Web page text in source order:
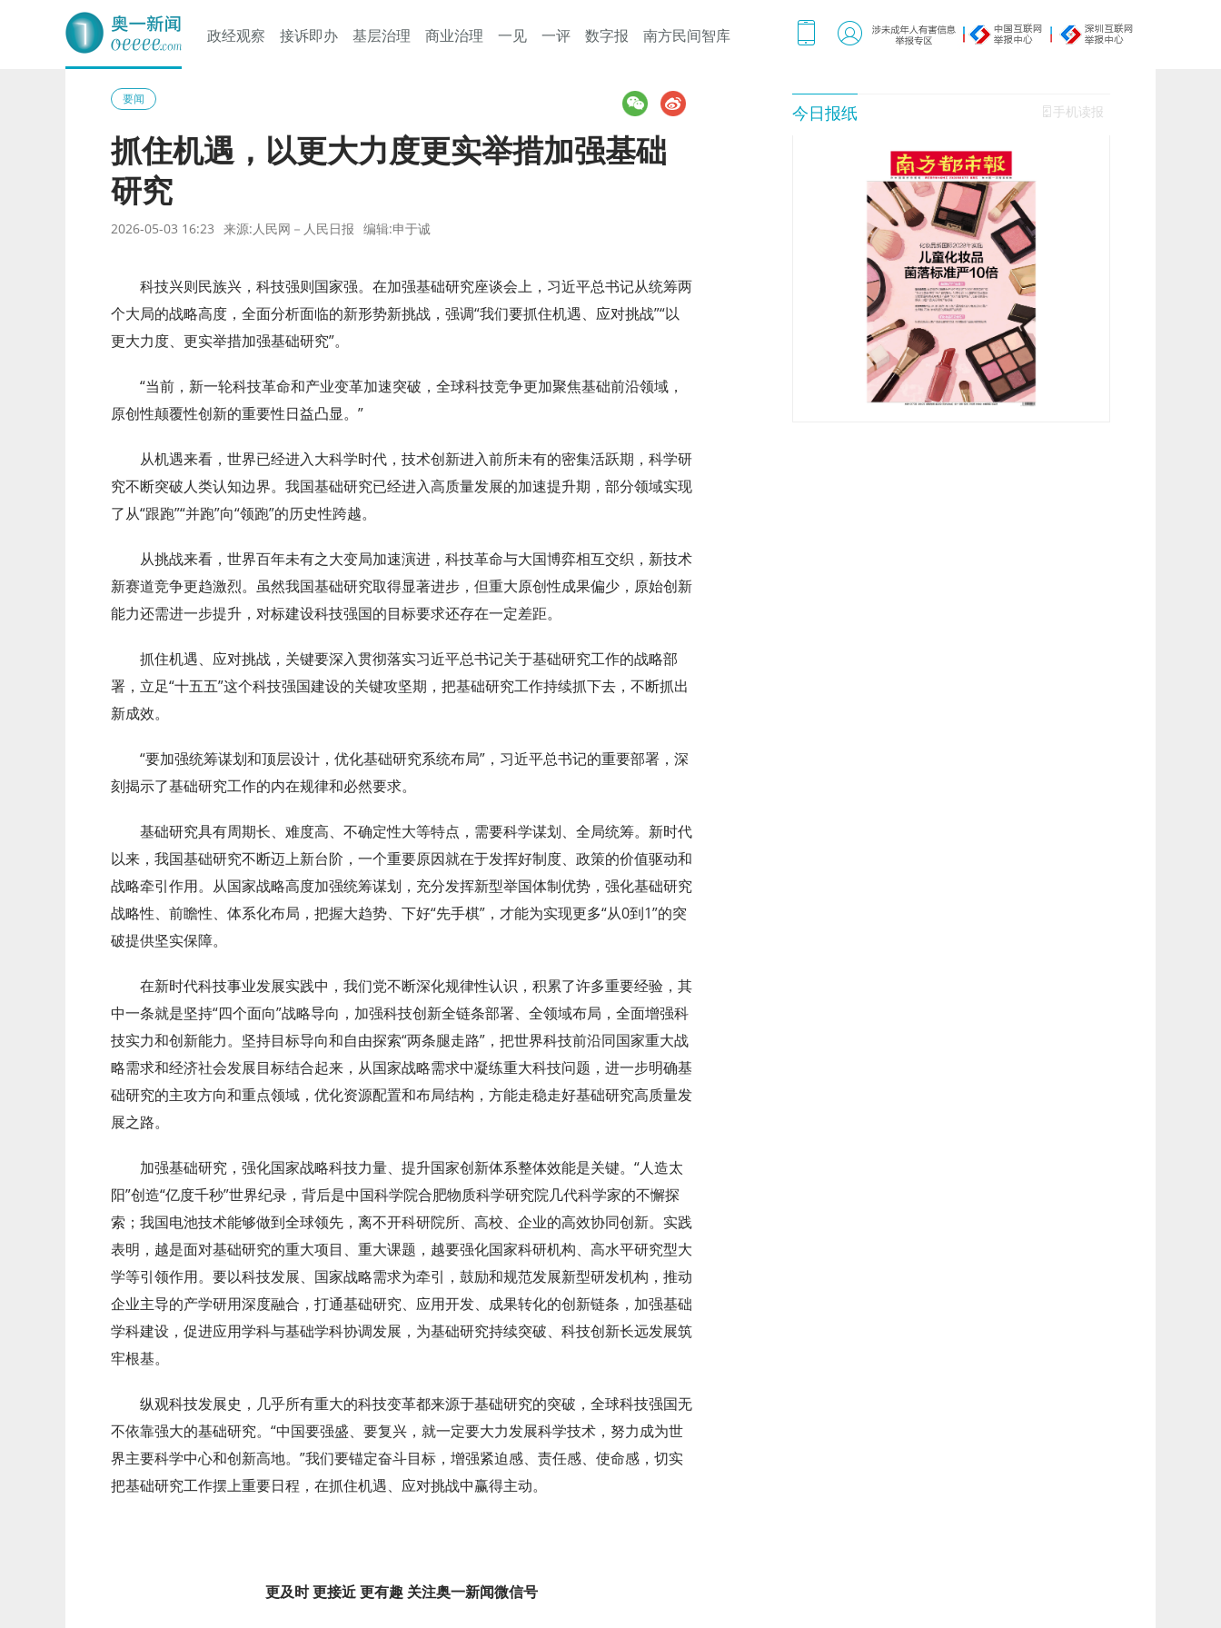
奥一网
政经观察 接诉即办 基层治理 商业治理 一见 一评 数字报 南方民间智库
要闻
抓住机遇，以更大力度更实举措加强基础
研究
2026-05-03 16:23 来源:人民网－人民日报 编辑:申于诚
科技兴则民族兴，科技强则国家强。在加强基础研究座谈会上，习近平总书记从统筹两
个大局的战略高度，全面分析面临的新形势新挑战，强调“我们要抓住机遇、应对挑战”“以
更大力度、更实举措加强基础研究”。
“当前，新一轮科技革命和产业变革加速突破，全球科技竞争更加聚焦基础前沿领域，
原创性颠覆性创新的重要性日益凸显。”
从机遇来看，世界已经进入大科学时代，技术创新进入前所未有的密集活跃期，科学研
究不断突破人类认知边界。我国基础研究已经进入高质量发展的加速提升期，部分领域实现
了从“跟跑”“并跑”向“领跑”的历史性跨越。
从挑战来看，世界百年未有之大变局加速演进，科技革命与大国博弈相互交织，新技术
新赛道竞争更趋激烈。虽然我国基础研究取得显著进步，但重大原创性成果偏少，原始创新
能力还需进一步提升，对标建设科技强国的目标要求还存在一定差距。
抓住机遇、应对挑战，关键要深入贯彻落实习近平总书记关于基础研究工作的战略部
署，立足“十五五”这个科技强国建设的关键攻坚期，把基础研究工作持续抓下去，不断抓出
新成效。
“要加强统筹谋划和顶层设计，优化基础研究系统布局”，习近平总书记的重要部署，深
刻揭示了基础研究工作的内在规律和必然要求。
基础研究具有周期长、难度高、不确定性大等特点，需要科学谋划、全局统筹。新时代
以来，我国基础研究不断迈上新台阶，一个重要原因就在于发挥好制度、政策的价值驱动和
战略牵引作用。从国家战略高度加强统筹谋划，充分发挥新型举国体制优势，强化基础研究
战略性、前瞻性、体系化布局，把握大趋势、下好“先手棋”，才能为实现更多“从0到1”的突
破提供坚实保障。
在新时代科技事业发展实践中，我们党不断深化规律性认识，积累了许多重要经验，其
中一条就是坚持“四个面向”战略导向，加强科技创新全链条部署、全领域布局，全面增强科
技实力和创新能力。坚持目标导向和自由探索“两条腿走路”，把世界科技前沿同国家重大战
略需求和经济社会发展目标结合起来，从国家战略需求中凝练重大科技问题，进一步明确基
础研究的主攻方向和重点领域，优化资源配置和布局结构，方能走稳走好基础研究高质量发
展之路。
加强基础研究，强化国家战略科技力量、提升国家创新体系整体效能是关键。“人造太
阳”创造“亿度千秒”世界纪录，背后是中国科学院合肥物质科学研究院几代科学家的不懈探
索；我国电池技术能够做到全球领先，离不开科研院所、高校、企业的高效协同创新。实践
表明，越是面对基础研究的重大项目、重大课题，越要强化国家科研机构、高水平研究型大
学等引领作用。要以科技发展、国家战略需求为牵引，鼓励和规范发展新型研发机构，推动
企业主导的产学研用深度融合，打通基础研究、应用开发、成果转化的创新链条，加强基础
学科建设，促进应用学科与基础学科协调发展，为基础研究持续突破、科技创新长远发展筑
牢根基。
纵观科技发展史，几乎所有重大的科技变革都来源于基础研究的突破，全球科技强国无
不依靠强大的基础研究。“中国要强盛、要复兴，就一定要大力发展科学技术，努力成为世
界主要科学中心和创新高地。”我们要锚定奋斗目标，增强紧迫感、责任感、使命感，切实
把基础研究工作摆上重要日程，在抓住机遇、应对挑战中赢得主动。
更及时 更接近 更有趣 关注奥一新闻微信号
今日报纸 手机读报